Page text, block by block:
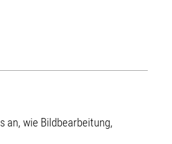
an, wie Bildbearbeitung,